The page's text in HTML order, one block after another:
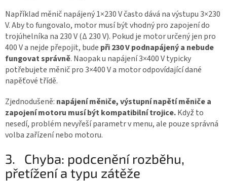
Například měnič napájený 1×230 V často dává na výstupu 3×230
V. Aby to fungovalo, motor musí být vhodný pro zapojení do
trojúhelníka na 230 V (Δ 230 V). Pokud je motor určený jen pro
400 V a nejde přepojit, bude při 230 V podnapájený a nebude
fungovat správně. Naopak u napájení 3×400 V typicky
potřebujete měnič pro 3×400 V a motor odpovídající dané
napěťové třídě.
Zjednodušeně: napájení měniče, výstupní napětí měniče a
zapojení motoru musí být kompatibilní trojice.Když to
nesedí, problém nevyřeší parametr v menu, ale pouze správná
volba zařízení nebo motoru.
3. Chyba: podcenění rozběhu,
přetížení a typu zátěže